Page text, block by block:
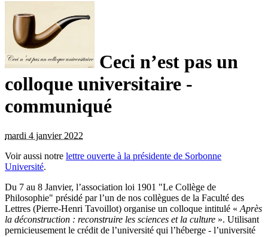
Ceci n’est pas un
colloque universitaire -
communiqué
mardi 4 janvier 2022
Voir aussi notre lettre ouverte à la présidente de Sorbonne
Université.
Du 7 au 8 Janvier, l’association loi 1901 "Le Collège de
Philosophie" présidé par l’un de nos collègues de la Faculté des
Lettres (Pierre-Henri Tavoillot) organise un colloque intitulé « Après
la déconstruction : reconstruire les sciences et la culture ». Utilisant
pernicieusement le crédit de l’université qui l’héberge - l’université